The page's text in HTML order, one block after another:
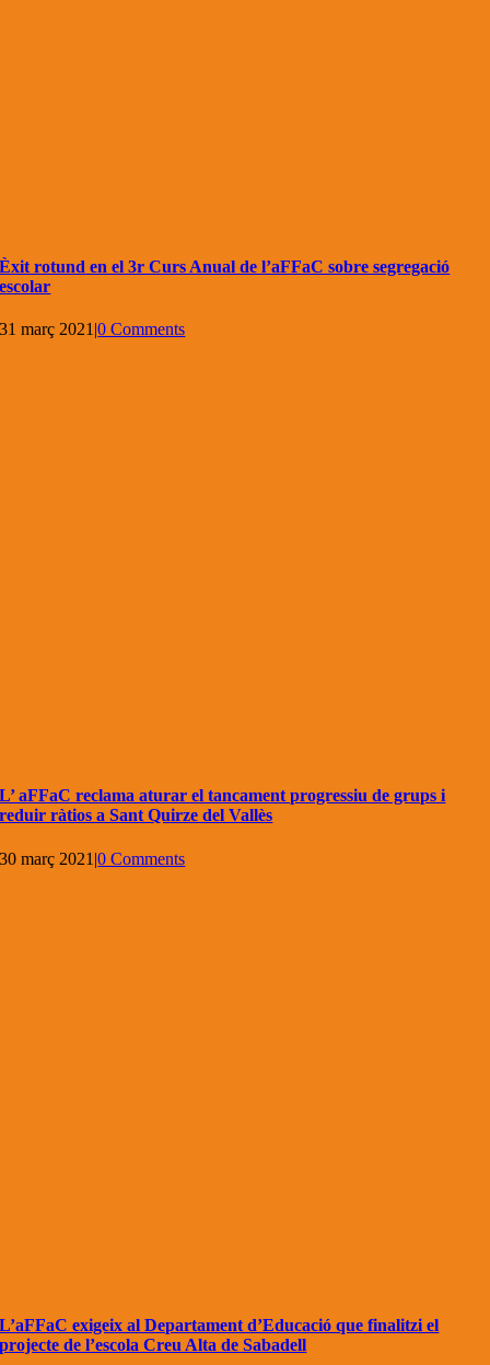
Èxit rotund en el 3r Curs Anual de l’aFFaC sobre segregació
escolar
31 març 2021 |0 Comments
L’ aFFaC reclama aturar el tancament progressiu de grups i
reduir ràtios a Sant Quirze del Vallès
30 març 2021 |0 Comments
L’aFFaC exigeix al Departament d’Educació que finalitzi el
projecte de l’escola Creu Alta de Sabadell